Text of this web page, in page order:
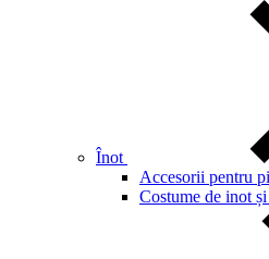
Înot
Accesorii pentru
Costume de inot